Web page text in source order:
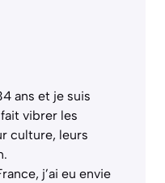
ans et je suis
vibrer les
culture, leurs
j’ai eu envie